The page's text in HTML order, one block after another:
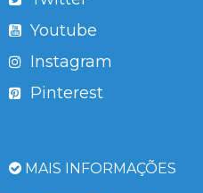
Youtube
Instagram
Pinterest
MAIS INFORMAÇÕES